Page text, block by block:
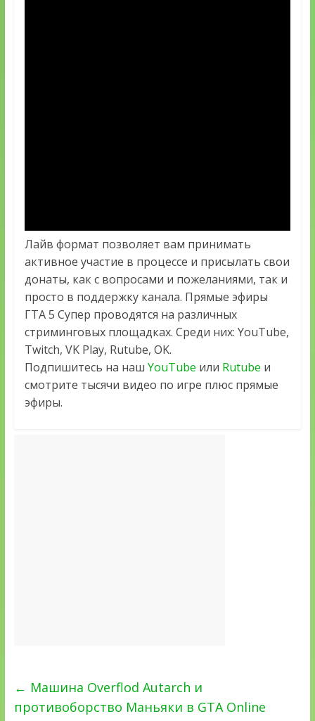
Лайв формат позволяет вам принимать
активное участие в процессе и присылать свои
донаты, как с вопросами и пожеланиями, так и
просто в поддержку канала. Прямые эфиры
ГТА 5 Супер проводятся на различных
стриминговых площадках. Среди них: YouTube,
Twitch, VK Play, Rutube, OK.
Подпишитесь на наш YouTube или Rutube и
смотрите тысячи видео по игре плюс прямые
эфиры.
← Машина Overflod Autarch и
противоборство Маньяки в GTA Online